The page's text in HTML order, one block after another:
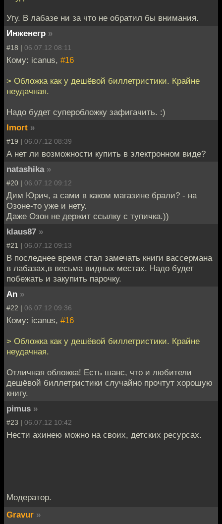
Угу. В лабазе ни за что не обратил бы внимания.
Инженегр »
#18 | 06.07.12 08:11
Кому: icanus, #16
> Обложка как у дешёвой биллетристики. Крайне
неудачная.
Надо будет суперобложку зафигачить. :)
Imort »
#19 | 06.07.12 08:39
А нет ли возможности купить в электронном виде?
natashika »
#20 | 06.07.12 09:12
Дим Юрич, а сами в каком магазине брали? - на
Озоне-то уже и нету.
Даже Озон не держит ссылку с тупичка.))
klaus87 »
#21 | 06.07.12 09:13
В последнее время стал замечать книги вассермана
в лабазах,в весьма видных местах. Надо будет
побежать и закупить парочку.
An »
#22 | 06.07.12 09:36
Кому: icanus, #16
> Обложка как у дешёвой биллетристики. Крайне
неудачная.
Отличная обложка! Есть шанс, что и любители
дешёвой биллетристики случайно прочтут хорошую
книгу.
pimus »
#23 | 06.07.12 10:42
Нести ахинею можно на своих, детских ресурсах.
Модератор.
Gravur »